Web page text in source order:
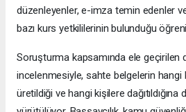
düzenleyenler, e-imza temin edenler
bazı kurs yetkililerinin bulunduğu
Soruşturma kapsamında ele geçirilen
incelenmesiyle, sahte belgelerin hangi
üretildiği ve hangi kişilere dağıtıldığına